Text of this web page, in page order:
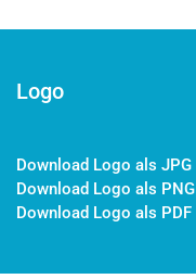
Logo
Download Logo als JPG
Download Logo als PNG
Download Logo als PDF